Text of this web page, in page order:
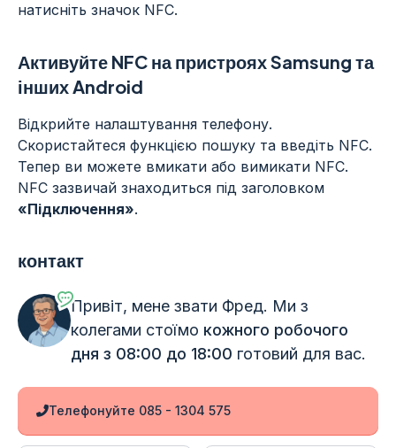
натисніть значок NFC.
Активуйте NFC на пристроях Samsung та
інших Android
Відкрийте налаштування телефону.
Скористайтеся функцією пошуку та введіть NFC.
Тепер ви можете вмикати або вимикати NFC.
NFC зазвичай знаходиться під заголовком
«Підключення».
контакт
Привіт, мене звати Фред. Ми з
колегами стоїмо кожного робочого
дня з 08:00 до 18:00 готовий для вас.
Телефонуйте 085 - 1304 575